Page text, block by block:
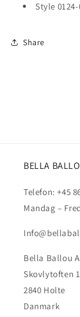
Style 0124-
Share
BELLA
Telefon: +45
Mandag –
Bella Ballou
Skovlytoften 1
2840 Holte
Danmark